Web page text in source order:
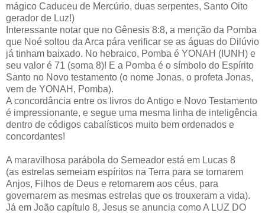
mágico Caduceu de Mercúrio, duas serpentes, Santo Oito
gerador de Luz!)
Interessante notar que no Gênesis 8:8, a menção da Pomba
que Noé soltou da Arca pára verificar se as águas do Dilúvio
já tinham baixado. No hebraico, Pomba é YONAH (IUNH) e
seu valor é 71 (soma 8)! E a Pomba é o símbolo do Espírito
Santo no Novo testamento (o nome Jonas, o profeta Jonas,
vem de YONAH, Pomba).
A concordância entre os livros do Antigo e Novo Testamento
é impressionante, e segue uma mesma linha de inteligência
dentro de códigos cabalísticos muito bem ordenados e
concordantes!
A maravilhosa parábola do Semeador está em Lucas 8
(as estrelas semeiam espíritos na Terra para se tornarem
Anjos, Filhos de Deus e retornarem aos céus, para
governarem as mesmas estrelas que os trouxeram a vida).
Já em João capítulo 8, Jesus se anuncia como A LUZ DO